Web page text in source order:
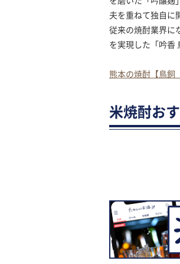
夫を重ねて独自に
従来の焼酎業界に
を実現した「吟香
熊本の焼酎【鳥飼
米焼酎お